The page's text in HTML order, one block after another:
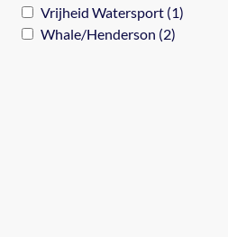
Vrijheid Watersport (1)
Whale/Henderson (2)